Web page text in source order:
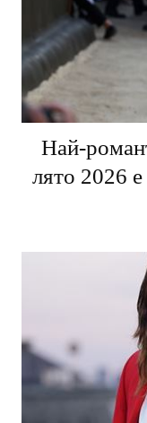
Най-
лято 2026